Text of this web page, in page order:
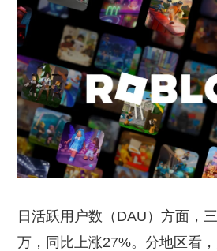
日活跃用户数（DAU）方面，
万，同比上涨27%。分地区看